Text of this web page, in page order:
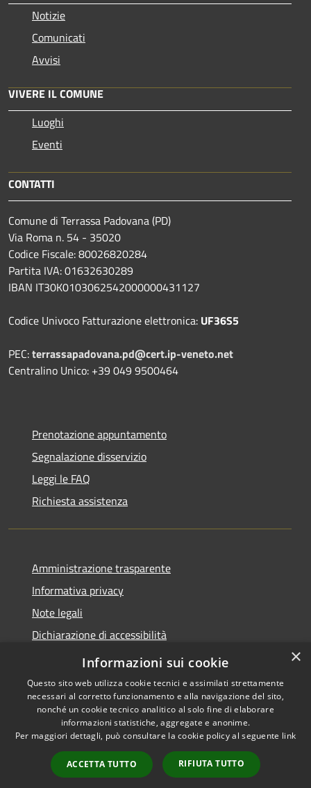
Notizie
Comunicati
Avvisi
VIVERE IL COMUNE
Luoghi
Eventi
CONTATTI
Comune di Terrassa Padovana (PD)
Via Roma n. 54 - 35020
Codice Fiscale: 80026820284
Partita IVA: 01632630289
IBAN IT30K0103062542000000431127
Codice Univoco Fatturazione elettronica: UF36S5
PEC:terrassapadovana.pd@cert.ip-veneto.net
Centralino Unico: +39 049 9500464
Prenotazione appuntamento
Segnalazione disservizio
Leggi le FAQ
Richiesta assistenza
Amministrazione trasparente
Informativa privacy
Note legali
Dichiarazione di accessibilità
Segnalazioni di inaccessibilità
Accessibilità
Copyright © 2026 • Comune di
Terrassa Padovana • Powered
byMunicipium
Accesso
redazione
×
Informazioni sui cookie
Questo sito web utilizza cookie tecnici e assimilati strettamente
necessari al corretto funzionamento e alla navigazione del sito,
nonché un cookie tecnico analitico al solo fine di elaborare
informazioni statistiche, aggregate e anonime.
Per maggiori dettagli, può consultare la cookie policy al seguente link
ACCETTA TUTTO RIFIUTA TUTTO